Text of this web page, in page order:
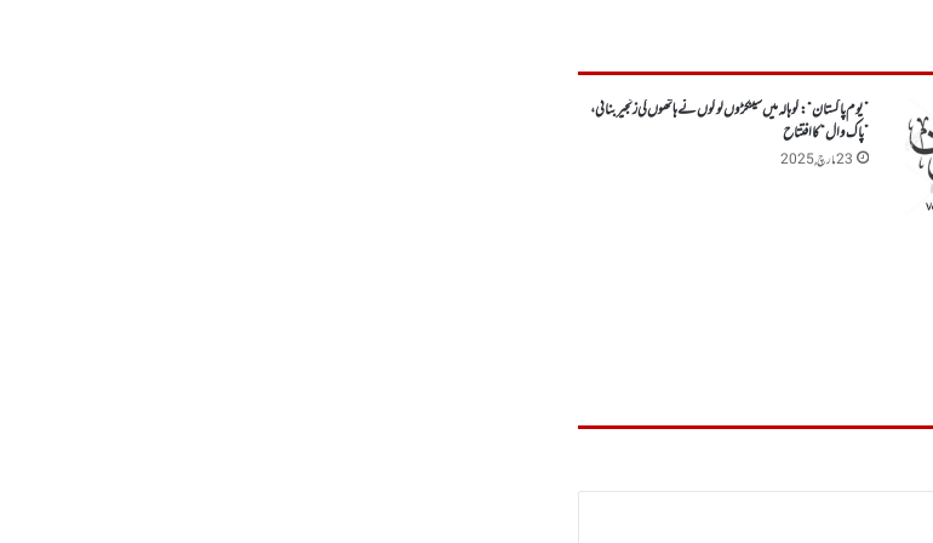
”یوم پاکستان“: کوہالہ میں سینکڑوں لوگوں نے ہاتھوں کی زنجیر بنائی،
”پاک وال“ کا افتتاح
23 مارچ, 2025